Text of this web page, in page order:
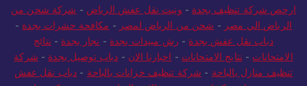
تنظيف منازل بجدة
-شغالات بالساعة جدة - شركة تنظيف بالباحة
-
ارخص شركة تنظيف بجدة
- ونيت نقل عفش الرياض- شركة شحن من
الرياض الي مصر- شحن من الرياض لمصر- مكافحة حشرات بجدة
دباب نقل عفش بجدة- رش مبيدات بجدة- نجار بجدة-نتائج
الامتحانات- نتايج الامتحانات-اخبارنا الان- دباب توصيل بجدة -
شركة